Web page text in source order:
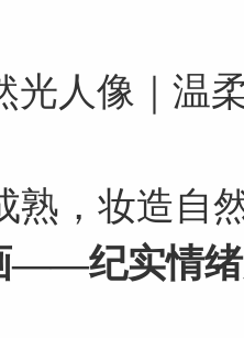
光人像｜温
熟，妆造自
——纪实情